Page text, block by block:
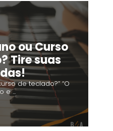
ou Curso
Tire suas
de teclado?” “O
e ...